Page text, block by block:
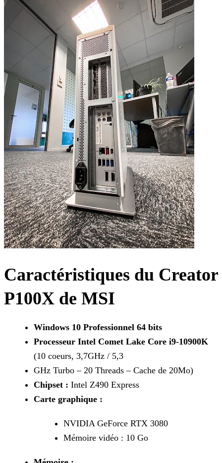
Caractéristiques du Creator
P100X de MSI
Windows 10 Professionnel 64 bits
Processeur Intel Comet Lake Core i9-10900K
(10 coeurs, 3,7GHz / 5,3
GHz Turbo – 20 Threads – Cache de 20Mo)
Chipset : Intel Z490 Express
Carte graphique :
NVIDIA GeForce RTX 3080
Mémoire vidéo : 10 Go